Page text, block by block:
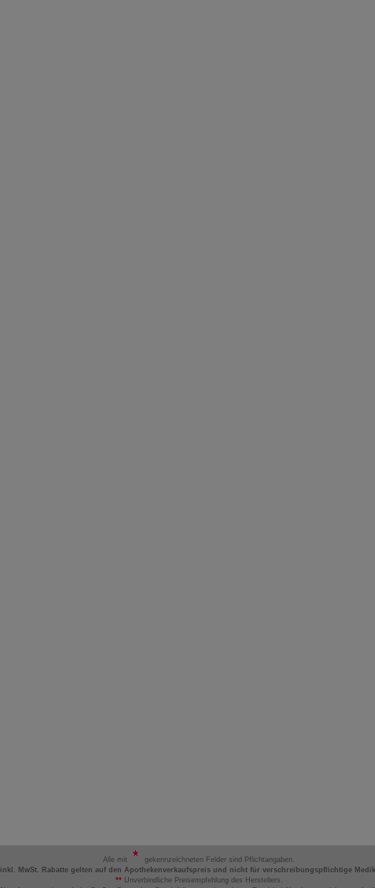
Alle mit
gekennzeichneten Felder sind Pflichtangaben.
inkl. MwSt. Rabatte gelten auf den Apothekenverkaufspreis und nicht für verschreibungspflichtige
**Unverbindliche Preisempfehlung des Herstellers.